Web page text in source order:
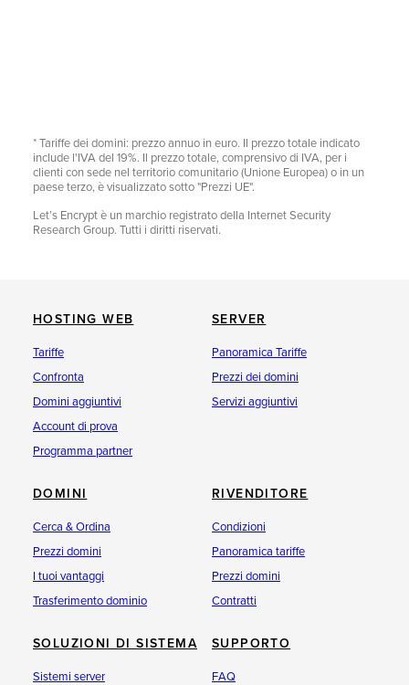
* Tariffe dei domini: prezzo annuo in euro. Il prezzo totale indicato
include l'IVA del 19%. Il prezzo totale, comprensivo di IVA, per i
clienti con sede nel territorio comunitario (Unione Europea) o in un
paese terzo, è visualizzato sotto "Prezzi UE".
Let’s Encrypt è un marchio registrato della Internet Security
Research Group. Tutti i diritti riservati.
HOSTING WEB
Tariffe
Confronta
Domini aggiuntivi
Account di prova
Programma partner
SERVER
Panoramica Tariffe
Prezzi dei domini
Servizi aggiuntivi
DOMINI
Cerca & Ordina
Prezzi domini
I tuoi vantaggi
Trasferimento dominio
RIVENDITORE
Condizioni
Panoramica tariffe
Prezzi domini
Contratti
SOLUZIONI DI SISTEMA
Sistemi server
SUPPORTO
FAQ